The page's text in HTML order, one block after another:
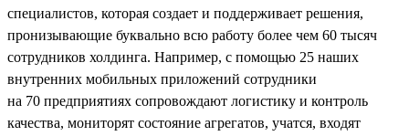
специалистов, которая создает и поддерживает решения,
пронизывающие буквально всю работу более чем 60 тысяч
сотрудников холдинга. Например, с помощью 25 наших
внутренних мобильных приложений сотрудники
на 70 предприятиях сопровождают логистику и контроль
качества, мониторят состояние агрегатов, учатся, входят